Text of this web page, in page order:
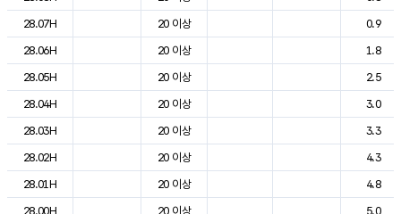
28.07H
20 이상
0.9
28.06H
20 이상
1.8
28.05H
20 이상
2.5
28.04H
20 이상
3.0
28.03H
20 이상
3.3
28.02H
20 이상
4.3
28.01H
20 이상
4.8
28.00H
20 이상
5.0